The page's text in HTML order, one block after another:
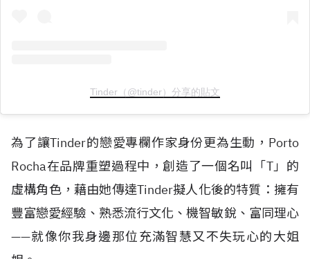
Tinder（@tinder）分享的貼文
為了讓Tinder的戀愛專欄作家身份更為生動，Porto
Rocha在品牌重塑過程中，創造了一個名叫「T」的
虛構角色，藉由她傳達Tinder擬人化後的特質：擁有
豐富戀愛經驗、熟悉流行文化、機智敏銳、富同理心
——就像你我身邊那位充滿智慧又不失玩心的大姐